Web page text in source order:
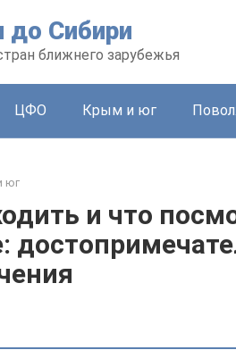
до Сибири
ближнего зарубежья
ЦФО Крым и юг
юг
и что